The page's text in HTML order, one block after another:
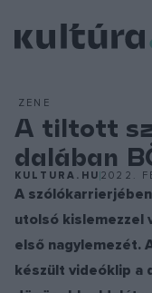
ZENE
A tiltott
dalában
KULTURA.HU 2022.
A
utolsó kislemezzel
első nagylemezét.
készült videóklip a